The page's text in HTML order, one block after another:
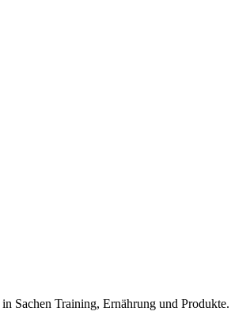
Sachen Training, Ernährung und Produkte.